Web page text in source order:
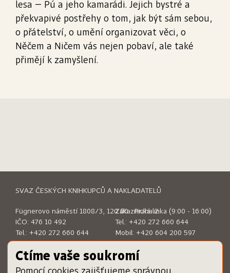
lesa – Pú a jeho kamarádi. Jejich bystré a
překvapivé postřehy o tom, jak být sám sebou,
o přátelství, o umění organizovat věci, o
Něčem a Ničem vás nejen pobaví, ale také
přimějí k zamyšlení.
SVAZ ČESKÝCH KNIHKUPCŮ A NAKLADATELŮ
Fügnerovo náměstí 1808/3, 120 00 Praha 2
IČO: 476 10 492
Tel.: +420 272 660 644
E-mail:sckn@sckn.cz
Zákaznická linka (9:00 - 16:00)
Tel.: +420 272 660 644
Mobil: +420 604 200 597
E-mail:info@dameknihu.cz
MENU ODKAZY
Ctíme vaše soukromí